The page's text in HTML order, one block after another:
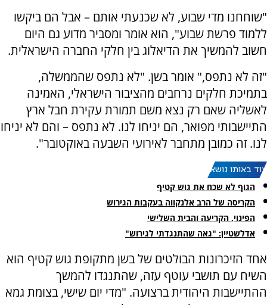
"שוחחנו מדי שבוע, לא שכנעתי אותם – אבל הם ביקשו
ללמוד פרשת שבוע", הוא אומר ומסביר מדוע גם היום
חשוב להמשיך את הדיאלוג בין חלקי החברה הישראלית.
"זה לא נתפס," אומר בשן. "לא נתפס שהממשלה,
בתמיכת חלקים נרחבים מהציבור הישראלי, האמינה
לאשליה שאם רק נצא משם תמורת עקירת חבל ארץ
התיישבותי מפואר, הם יניחו לנו. לא נתפס – והם לא יניחו
לנו. זה כמובן מתחבר לאירועי השבעה באוקטובר".
עוד באותו נושא:
הגוף לא שכח את גוש קטיף
הקריסה של הרב אלנקווה בעקבות הגירוש
הפינוי, הקריעה והבית השלישי
אדלשטיין: "גאה שהתנגדתי לגירוש"
אחד הזיכרונות הבולטים של בשן מתקופת גוש קטיף הוא
השיח עם תושבי עוטף עזה, שהתנגדו להמשך
ההתיישבות היהודית ברצועה. "מדי יום שישי, בצומת גמא